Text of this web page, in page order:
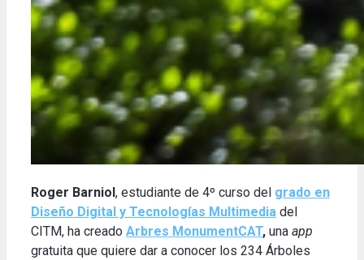
Roger Barniol, estudiante de 4º curso del grado en
Diseño Digital y Tecnologías Multimedia del
CITM, ha creado Arbres MonumentCAT, una app
gratuita que quiere dar a conocer los 234 Árboles